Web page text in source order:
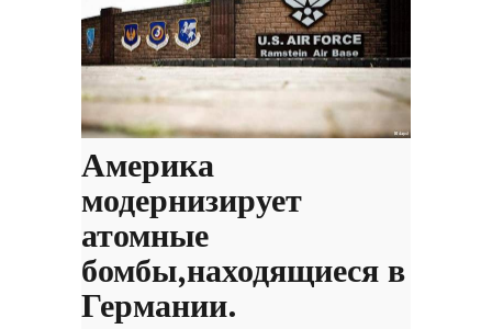
Америка
модернизирует
атомные
бомбы,находящиеся в
Германии.